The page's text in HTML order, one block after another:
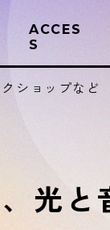
ACCES
S
ショップなど
光と